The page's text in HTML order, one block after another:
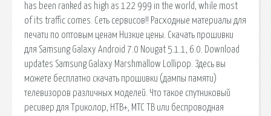
has been ranked as high as 122 999 in the world, while most
of its traffic comes. Сеть сервисов!! Расходные материалы для
печати по оптовым ценам Низкие цены. Скачать прошивки
для Samsung Galaxy Android 7.0 Nougat 5.1.1, 6.0. Download
updates Samsung Galaxy Marshmallow Lollipop. Здесь вы
можете бесплатно скачать прошивки (дампы памяти)
телевизоров различных моделей. Что такое спутниковый
ресивер для Триколор, НТВ+, МТС ТВ или беспроводная